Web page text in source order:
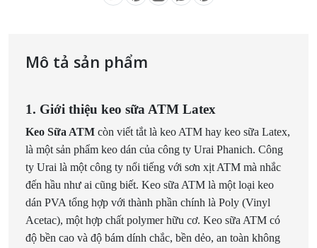
Mô tả sản phẩm
1. Giới thiệu keo sữa ATM Latex
Keo Sữa ATM còn viết tắt là keo ATM hay keo sữa Latex,
là một sản phẩm keo dán của công ty Urai Phanich. Công
ty Urai là một công ty nổi tiếng với sơn xịt ATM mà nhắc
đến hầu như ai cũng biết. Keo sữa ATM là một loại keo
dán PVA tổng hợp với thành phần chính là Poly (Vinyl
Acetac), một hợp chất polymer hữu cơ. Keo sữa ATM có
độ bền cao và độ bám dính chắc, bền dẻo, an toàn không